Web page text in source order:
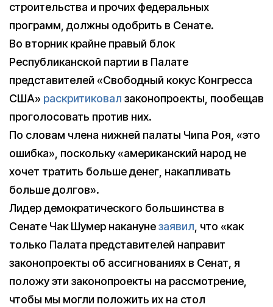
строительства и прочих федеральных
программ, должны одобрить в Сенате.
Во вторник крайне правый блок
Республиканской партии в Палате
представителей «Свободный кокус Конгресса
США» раскритиковал законопроекты, пообещав
проголосовать против них.
По словам члена нижней палаты Чипа Роя, «это
ошибка», поскольку «американский народ не
хочет тратить больше денег, накапливать
больше долгов».
Лидер демократического большинства в
Сенате Чак Шумер наканунезаявил, что «как
только Палата представителей направит
законопроекты об ассигнованиях в Сенат, я
положу эти законопроекты на рассмотрение,
чтобы мы могли положить их на стол